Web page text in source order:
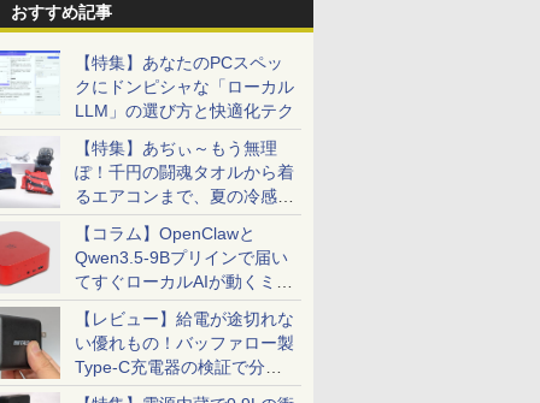
おすすめ記事
【特集】あなたのPCスペッ
クにドンピシャな「ローカル
LLM」の選び方と快適化テク
【特集】あぢぃ～もう無理
ぽ！千円の闘魂タオルから着
るエアコンまで、夏の冷感グ
ッズ一挙紹介
【コラム】OpenClawと
Qwen3.5-9Bプリインで届い
てすぐローカルAIが動くミニ
PC「SER9 Pro」
【レビュー】給電が途切れな
い優れもの！バッファロー製
Type-C充電器の検証で分か
ったこと